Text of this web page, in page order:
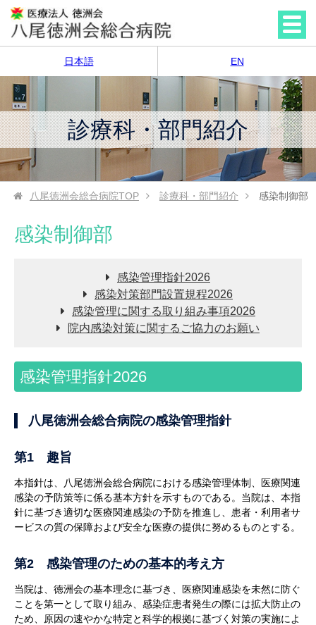
日本語 EN
診療科・部門紹介
八尾徳洲会総合病院TOP 診療科・部門紹介 感染制御部
感染制御部
感染管理指針2026
感染対策部門設置規程2026
感染管理に関する取り組み事項2026
院内感染対策に関するご協力のお願い
感染管理指針2026
八尾徳洲会総合病院の感染管理指針
第1 趣旨
本指針は、八尾徳洲会総合病院における感染管理体制、医療関連
感染の予防策等に係る基本方針を示すものである。当院は、本指
針に基づき適切な医療関連感染の予防を推進し、患者・利用者サ
ービスの質の保障および安全な医療の提供に努めるものとする。
第2 感染管理のための基本的考え方
当院は、徳洲会の基本理念に基づき、医療関連感染を未然に防ぐ
ことを第一として取り組み、感染症患者発生の際には拡大防止の
ため、原因の速やかな特定と科学的根拠に基づく対策の実施によ